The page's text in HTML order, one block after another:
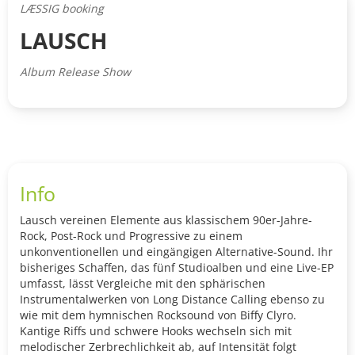
LÆSSIG booking
LAUSCH
Album Release Show
Info
Lausch vereinen Elemente aus klassischem 90er-Jahre-
Rock, Post-Rock und Progressive zu einem
unkonventionellen und eingängigen Alternative-Sound. Ihr
bisheriges Schaffen, das fünf Studioalben und eine Live-EP
umfasst, lässt Vergleiche mit den sphärischen
Instrumentalwerken von Long Distance Calling ebenso zu
wie mit dem hymnischen Rocksound von Biffy Clyro.
Kantige Riffs und schwere Hooks wechseln sich mit
melodischer Zerbrechlichkeit ab, auf Intensität folgt